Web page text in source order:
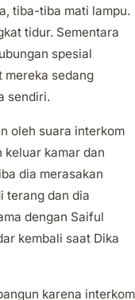
tiba-tiba mati lampu.
tidur. Sementara
spesial
mereka sedang
sendiri.
oleh suara interkom
keluar kamar dan
dia merasakan
terang dan dia
dengan Saiful
kembali saat Dika
karena interkom